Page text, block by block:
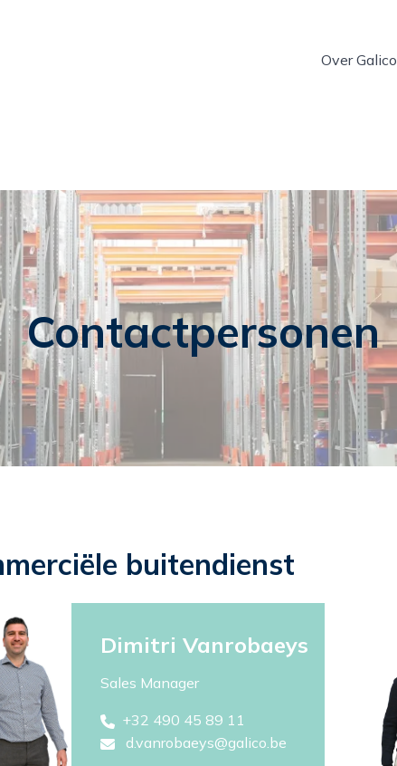
Over Galico
Contactpersonen
buitendienst
Dimitri Vanrobaeys
Sales Manager
+32 490 45 89 11
d.vanrobaeys@galico.be